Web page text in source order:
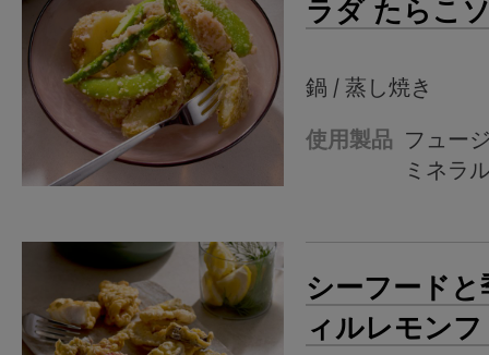
ラダ たらこ
鍋 / 蒸し焼き
使用製品
フュー
ミネラ
シーフードと
ィルレモン